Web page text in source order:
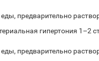
предварительно
гипертония
предварительно